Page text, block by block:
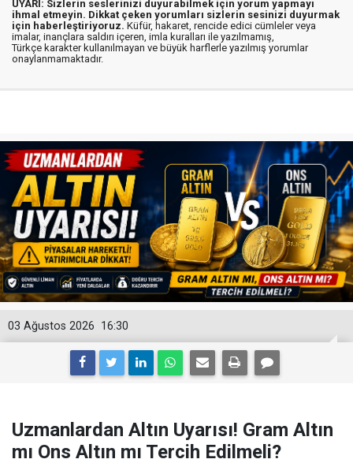
UYARI: Sizlerin seslerinizi duyurabilmek için yorum yapmayı
ihmal etmeyin. Dikkat çeken yorumları sizlerin sesinizi duyurmak
için haberleştiriyoruz. Küfür, hakaret, rencide edici cümleler veya
imalar, inançlara saldırı içeren, imla kuralları ile yazılmamış,
Türkçe karakter kullanılmayan ve büyük harflerle yazılmış yorumlar
onaylanmamaktadır.
16:30
03 Ağustos 2026
Uzmanlardan Altın Uyarısı! Gram Altın
mı Ons Altın mı Tercih Edilmeli?